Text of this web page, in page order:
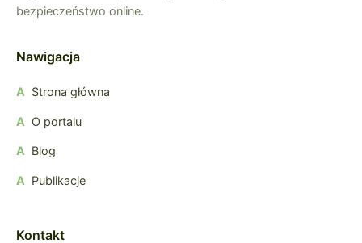
bezpieczeństwo online.
Nawigacja
Strona główna
O portalu
Blog
Publikacje
Kontakt